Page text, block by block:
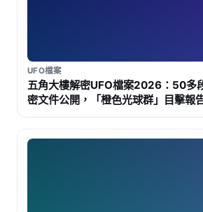
UFO檔案
五角大樓解密UFO檔案2026：50多
密文件公開，「橙色光球群」目擊報